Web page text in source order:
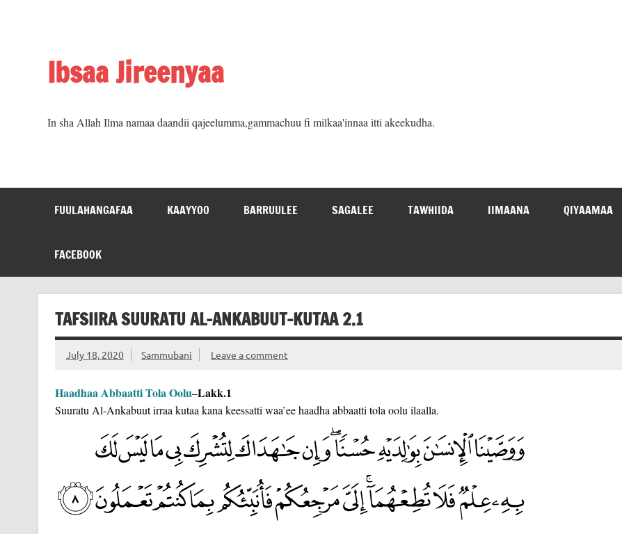
Ibsaa Jireenyaa
In sha Allah Ilma namaa daandii qajeelumma,gammachuu fi milkaa'innaa itti akeekudha.
FUULAHANGAFAA KAAYYOO BARRUULEE SAGALEE TAWHIIDA IIMAANA QIYAAMAA
FACEBOOK
TAFSIIRA SUURATU AL-ANKABUUT-KUTAA 2.1
July 18, 2020 Sammubani Leave a comment
Haadhaa Abbaatti Tola Oolu–Lakk.1
Suuratu Al-Ankabuut irraa kutaa kana keessatti waa’ee haadha abbaatti tola oolu ilaalla.